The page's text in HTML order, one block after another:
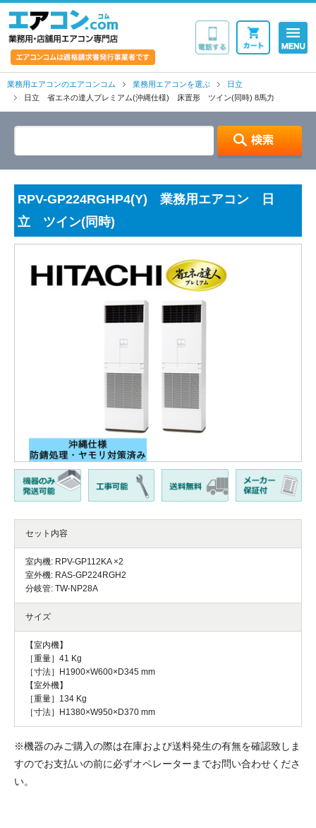
業務用エアコンのエアコンコム 業務用エアコンを選ぶ
日立
日立 省エネの達人プレミアム(沖縄仕様) 床置形 ツイン(同時) 8馬力
RPV-GP224RGHP4(Y) 業務用エアコン 日
立 ツイン(同時)
セット内容
室内機: RPV-GP112KA ×2
室外機: RAS-GP224RGH2
分岐管: TW-NP28A
サイズ
【室内機】
［重量］41 Kg
［寸法］H1900×W600×D345 mm
【室外機】
［重量］134 Kg
［寸法］H1380×W950×D370 mm
※機器のみご購入の際は在庫および送料発生の有無を確認致しま
すのでお支払いの前に必ずオペレーターまでお問い合わせくださ
い。